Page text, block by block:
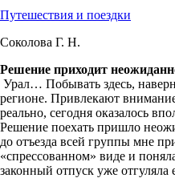
Путешествия и поездки
Соколова Г. Н.
Решение приходит
Урал… Побывать здесь,
регионе. Привлекают
реально, сегодня оказалось
Решение поехать пришло
до отъезда всей группы мне
«спрессованном» виде и
законный отпуск уже